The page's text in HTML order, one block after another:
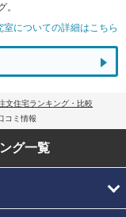
。
についての詳細はこちら
文住宅ランキング・比較
コミ情報
グ一覧